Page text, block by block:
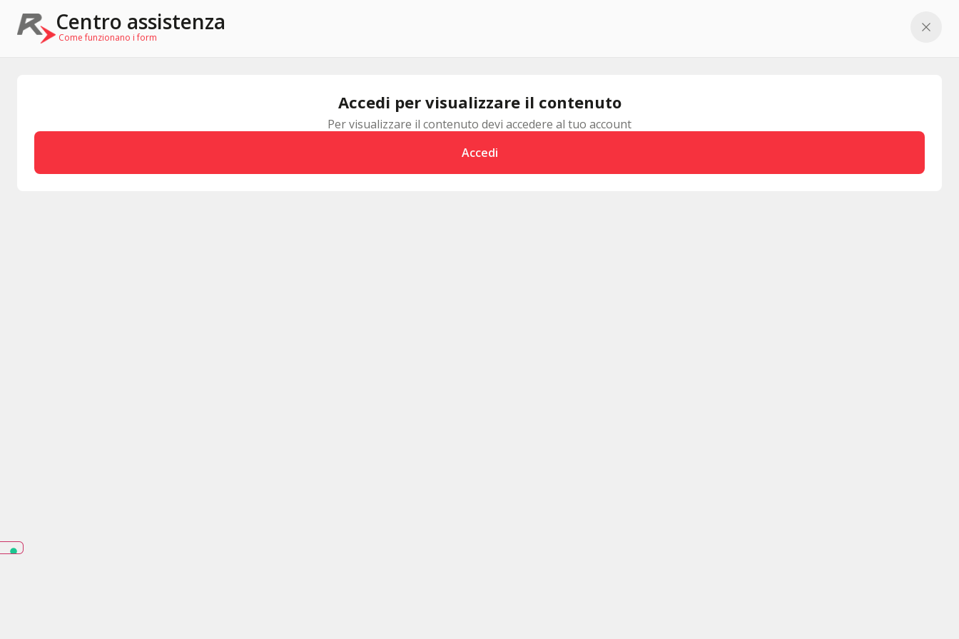
Centro assistenza
Come funzionano i form
Accedi per visualizzare il contenuto
Per visualizzare il contenuto devi accedere al tuo account
Accedi